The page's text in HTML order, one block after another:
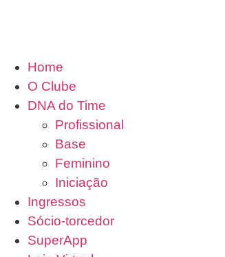
Home
O Clube
DNA do Time
Profissional
Base
Feminino
Iniciação
Ingressos
Sócio-torcedor
SuperApp